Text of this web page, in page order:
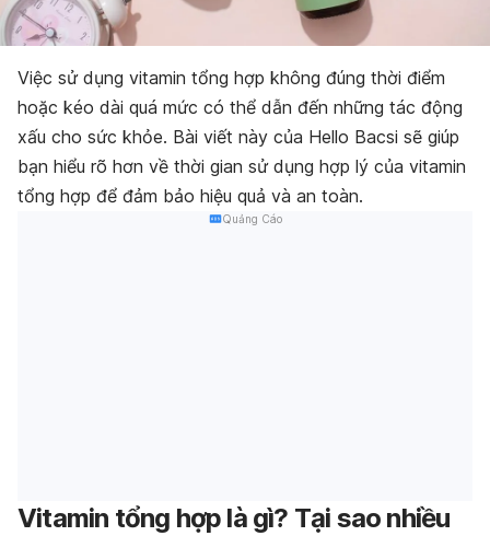
Việc sử dụng vitamin tổng hợp không đúng thời điểm
hoặc kéo dài quá mức có thể dẫn đến những tác động
xấu cho sức khỏe. Bài viết này của Hello Bacsi sẽ giúp
bạn hiểu rõ hơn về thời gian sử dụng hợp lý của vitamin
tổng hợp để đảm bảo hiệu quả và an toàn.
Quảng Cáo
Vitamin tổng hợp là gì? Tại sao nhiều